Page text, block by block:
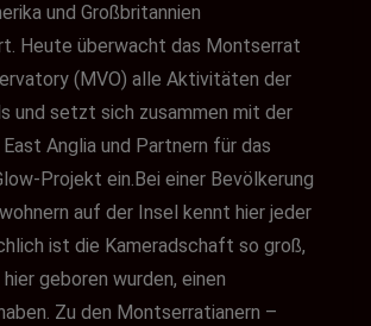
und Großbritannien
Heute überwacht das Montserrat
(MVO) alle Aktivitäten der
und setzt sich zusammen mit der
Anglia und Partnern für das
Projekt ein.Bei einer Bevölkerung
auf der Insel kennt hier jeder
ist die Kameradschaft so groß,
geboren wurden, einen
Zu den Montserratianern –